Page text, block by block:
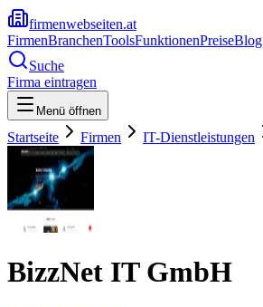
firmenwebseiten.at
FirmenBranchenToolsFunktionenPreiseBlog
Suche
Firma eintragen
Menü öffnen
Startseite Firmen IT-Dienstleistungen
BizzNet IT GmbH